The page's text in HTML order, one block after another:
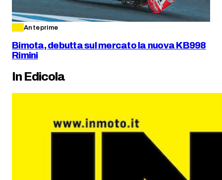
Anteprime
Bimota, debutta sul mercato la nuova KB998
Rimini
In Edicola